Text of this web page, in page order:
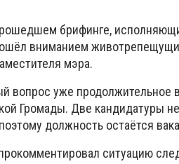
брифинге,
вниманием
мэра.
вопрос уже продолжительное
Громады. Две кандидатуры
должность остаётся
ситуацию